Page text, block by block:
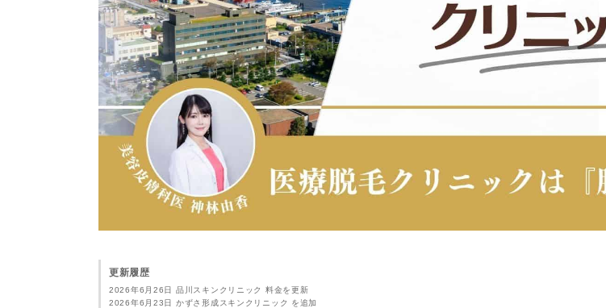
更新履歴
2026年6月26日 品川スキンクリニック 料金を更新
2026年6月23日 かずさ形成スキンクリニック を追加